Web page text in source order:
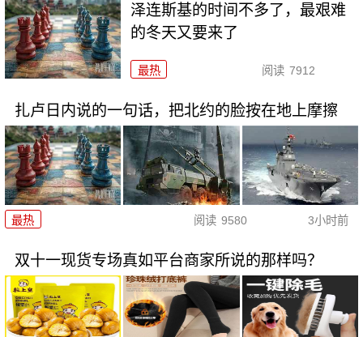
泽连斯基的时间不多了，最艰难
的冬天又要来了
最热 阅读 7912
扎卢日内说的一句话，把北约的脸按在地上摩擦
最热 阅读 9580 3小时前
双十一现货专场真如平台商家所说的那样吗？